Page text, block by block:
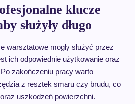
klucze
służyły długo
warsztatowe mogły służyć przez
ich odpowiednie użytkowanie oraz
zakończeniu pracy warto
z resztek smaru czy brudu, co
uszkodzeń powierzchni.